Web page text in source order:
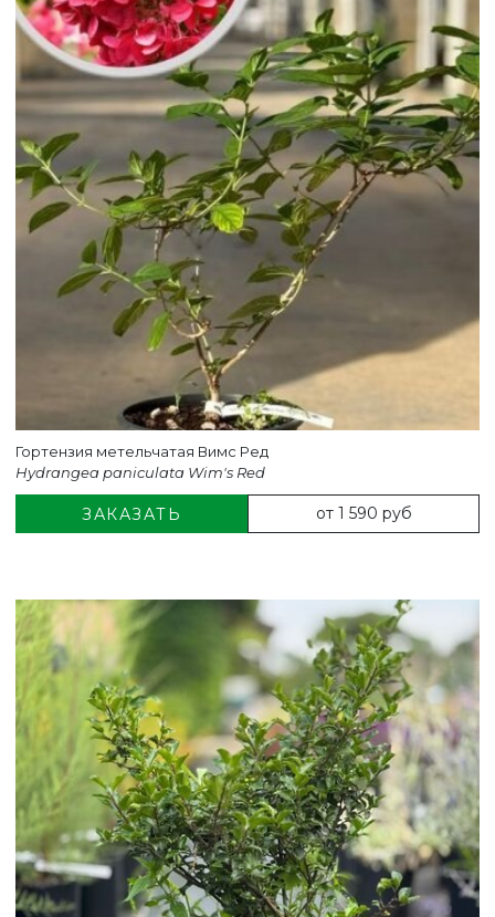
Гортензия метельчатая Вимс Ред
Hydrangea paniculata Wim's Red
ЗАКАЗАТЬ от 1 590 руб